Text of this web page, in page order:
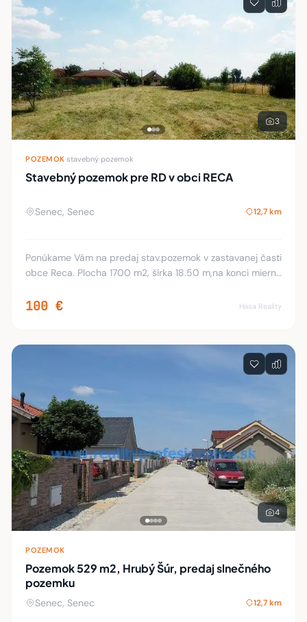
3
POZEMOK stavebný pozemok
Stavebný pozemok pre RD v obci RECA
Senec, Senec 12,7 km
Ponúkame Vám na predaj stav.pozemok v zastavanej časti
obce Reca. Plocha 1700 m2, šírka 18.50 m,na konci mierne
plyn.prípojka. Pozemok má výhodnú
100 € Hasa Reality
4
POZEMOK
Pozemok 529 m2, Hrubý Šúr, predaj slnečného
pozemku
Senec, Senec 12,7 km